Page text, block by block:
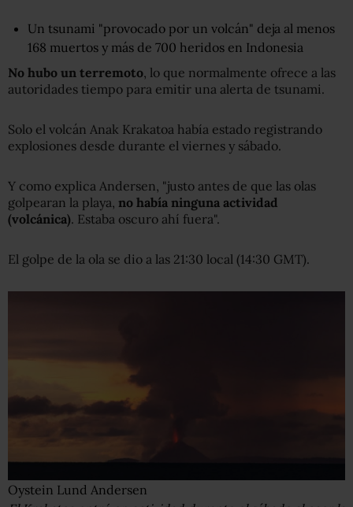
Un tsunami "provocado por un volcán" deja al menos
168 muertos y más de 700 heridos en Indonesia
No hubo un terremoto , lo que normalmente ofrece a las
autoridades tiempo para emitir una alerta de tsunami.
Solo el volcán Anak Krakatoa había estado registrando
explosiones desde durante el viernes y sábado.
Y como explica Andersen, "justo antes de que las olas
golpearan la playa, no había ninguna actividad
(volcánica). Estaba oscuro ahí fuera".
El golpe de la ola se dio a las 21:30 local (14:30 GMT).
Oystein Lund Andersen